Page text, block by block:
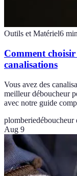
Outils et Matériel6
Comment
canalisations
Vous avez des
meilleur déboucheur
avec notre guide
plomberiedéboucheur
Aug 9